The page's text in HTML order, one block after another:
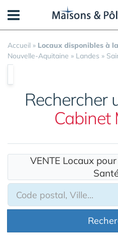
Accueil » Locaux disponibles à
Nouvelle-Aquitaine » Landes »
Rechercher
Cabinet
VENTE Locaux
Panneau de gestion des cookies